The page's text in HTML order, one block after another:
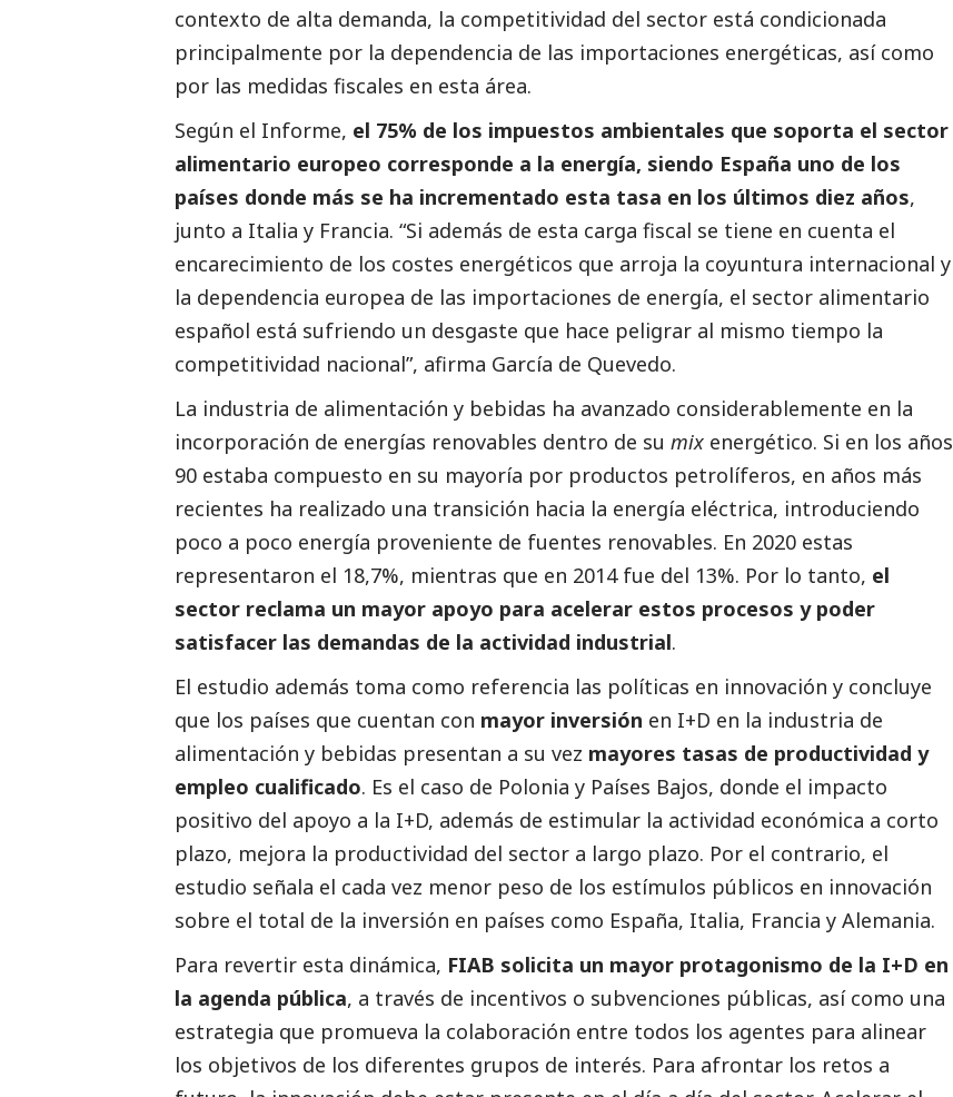
contexto de alta demanda, la competitividad del sector está condicionada
principalmente por la dependencia de las importaciones energéticas, así como
por las medidas fiscales en esta área.
Según el Informe, el 75% de los impuestos ambientales que soporta el sector
alimentario europeo corresponde a la energía, siendo España uno de los
países donde más se ha incrementado esta tasa en los últimos diez años,
junto a Italia y Francia. “Si además de esta carga fiscal se tiene en cuenta el
encarecimiento de los costes energéticos que arroja la coyuntura internacional y
la dependencia europea de las importaciones de energía, el sector alimentario
español está sufriendo un desgaste que hace peligrar al mismo tiempo la
competitividad nacional”, afirma García de Quevedo.
La industria de alimentación y bebidas ha avanzado considerablemente en la
incorporación de energías renovables dentro de su mix energético. Si en los años
90 estaba compuesto en su mayoría por productos petrolíferos, en años más
recientes ha realizado una transición hacia la energía eléctrica, introduciendo
poco a poco energía proveniente de fuentes renovables. En 2020 estas
representaron el 18,7%, mientras que en 2014 fue del 13%. Por lo tanto, el
sector reclama un mayor apoyo para acelerar estos procesos y poder
satisfacer las demandas de la actividad industrial.
El estudio además toma como referencia las políticas en innovación y concluye
que los países que cuentan con mayor inversión en I+D en la industria de
alimentación y bebidas presentan a su vez mayores tasas de productividad y
empleo cualificado. Es el caso de Polonia y Países Bajos, donde el impacto
positivo del apoyo a la I+D, además de estimular la actividad económica a corto
plazo, mejora la productividad del sector a largo plazo. Por el contrario, el
estudio señala el cada vez menor peso de los estímulos públicos en innovación
sobre el total de la inversión en países como España, Italia, Francia y Alemania.
Para revertir esta dinámica, FIAB solicita un mayor protagonismo de la I+D en
la agenda pública, a través de incentivos o subvenciones públicas, así como una
estrategia que promueva la colaboración entre todos los agentes para alinear
los objetivos de los diferentes grupos de interés. Para afrontar los retos a